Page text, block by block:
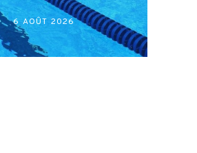
أكابر)
27 JUILLET 2026